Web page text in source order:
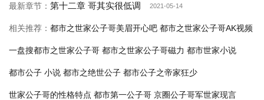
最新章节： 第十二章 哥其实很低调 2021-05-14
相关推荐： 都市之世家公子哥美眉开心吧 都市之世家公子哥AK视频
一盘搜都市之世家公子哥 都市之世家公子哥磁力 都市世家小说
都市公子 小说 都市之绝世公子 都市公子之帝家狂少
世家公子哥的性格特点 都市第一公子哥 京圈公子哥军世家现言